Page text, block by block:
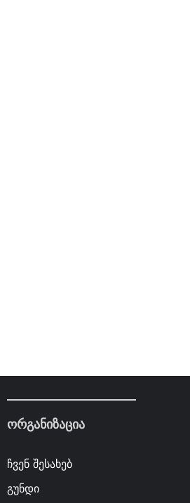
ორგანიზაცია
ჩვენ შესახებ
გუნდი